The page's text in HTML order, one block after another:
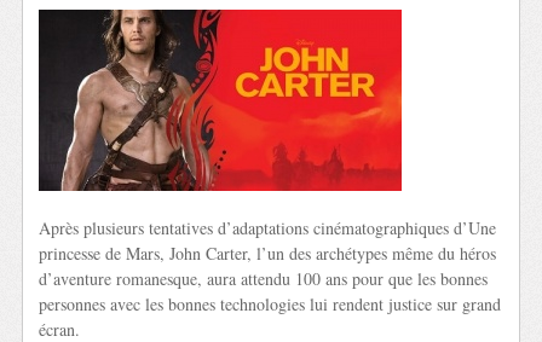
Après plusieurs tentatives d’adaptations cinématographiques d’Une
princesse de Mars, John Carter, l’un des archétypes même du héros
d’aventure romanesque, aura attendu 100 ans pour que les bonnes
personnes avec les bonnes technologies lui rendent justice sur grand
écran.